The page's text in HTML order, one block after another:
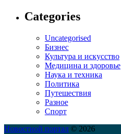
Categories
Uncategorised
Бизнес
Культура и искусство
Медицина и здоровье
Наука и техника
Политика
Путешествия
Разное
Спорт
Новостной портал © 2026